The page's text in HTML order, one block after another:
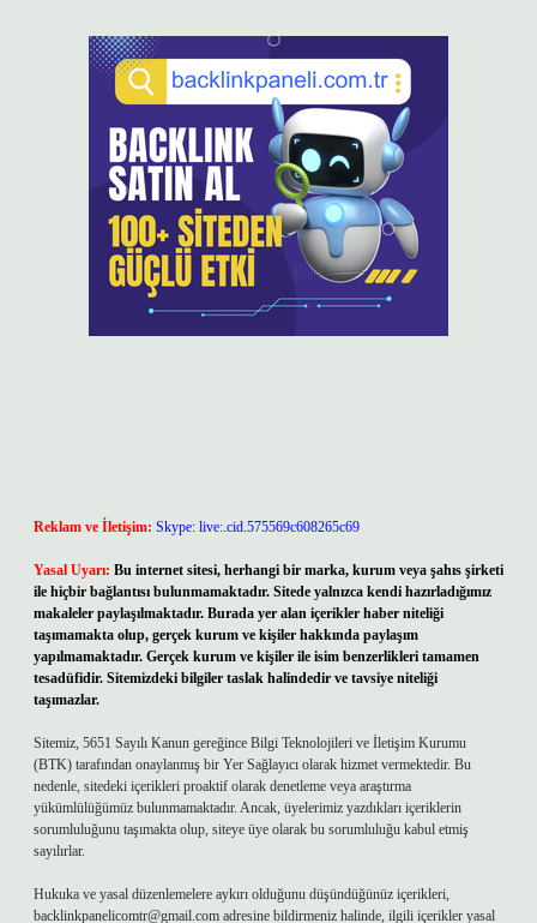
Reklam ve İletişim: Skype: live:.cid.575569c608265c69
Yasal Uyarı: Bu internet sitesi, herhangi bir marka, kurum veya şahıs şirketi
ile hiçbir bağlantısı bulunmamaktadır. Sitede yalnızca kendi hazırladığımız
makaleler paylaşılmaktadır. Burada yer alan içerikler haber niteliği
taşımamakta olup, gerçek kurum ve kişiler hakkında paylaşım
yapılmamaktadır. Gerçek kurum ve kişiler ile isim benzerlikleri tamamen
tesadüfidir. Sitemizdeki bilgiler taslak halindedir ve tavsiye niteliği
taşımazlar.
Sitemiz, 5651 Sayılı Kanun gereğince Bilgi Teknolojileri ve İletişim Kurumu
(BTK) tarafından onaylanmış bir Yer Sağlayıcı olarak hizmet vermektedir. Bu
nedenle, sitedeki içerikleri proaktif olarak denetleme veya araştırma
yükümlülüğümüz bulunmamaktadır. Ancak, üyelerimiz yazdıkları içeriklerin
sorumluluğunu taşımakta olup, siteye üye olarak bu sorumluluğu kabul etmiş
sayılırlar.
Hukuka ve yasal düzenlemelere aykırı olduğunu düşündüğünüz içerikleri,
backlinkpanelicomtr@gmail.com adresine bildirmeniz halinde, ilgili içerikler yasal